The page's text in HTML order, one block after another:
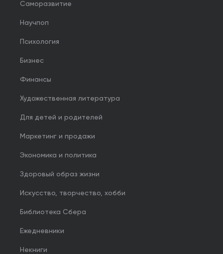
Саморазвитие
Научпоп
Психология
Бизнес
Финансы
Художественная литература
Для детей и родителей
Маркетинг и продажи
Экономика и политика
Здоровый образ жизни
Искусство, творчество, хобби
Библиотека Сбера
Ежедневники
Некниги